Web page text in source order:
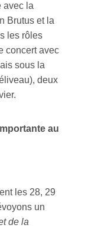
avec la
Brutus et la
les rôles
concert avec
sous la
deux
au
les 28, 29
un
de la